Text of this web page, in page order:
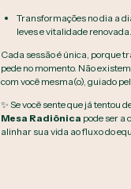
Transformações no dia a
leves e vitalidade renovada.
Cada sessão é única, porque
pede no momento. Não
com você mesma(o), guiado
✨ Se você sente que já tentou
Mesa Radiônica pode ser a
alinhar sua vida ao fluxo do